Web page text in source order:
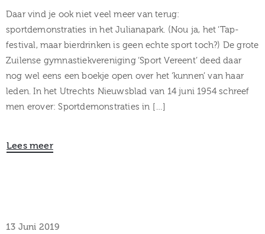
Daar vind je ook niet veel meer van terug:
sportdemonstraties in het Julianapark. (Nou ja, het ‘Tap-
festival, maar bierdrinken is geen echte sport toch?) De grote
Zuilense gymnastiekvereniging ‘Sport Vereent’ deed daar
nog wel eens een boekje open over het ‘kunnen’ van haar
leden. In het Utrechts Nieuwsblad van 14 juni 1954 schreef
men erover: Sportdemonstraties in […]
Lees meer
13 Juni 2019